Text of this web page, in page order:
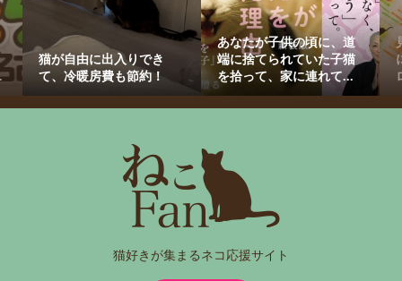
猫が自由に出入りでき
て、冷暖房費も節約！
あなたが子供の頃に、道
端に捨てられていた子猫
を拾って、家に連れて...
猫好きが集まるネコ応援サイト